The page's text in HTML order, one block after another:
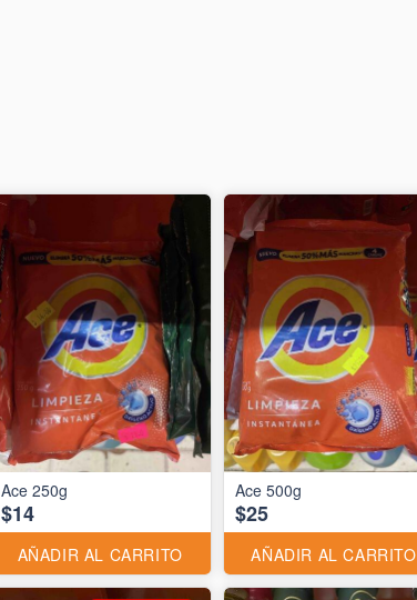
Ace 250g
$14
AÑADIR AL CARRITO
Ace 500g
$25
AÑADIR AL CARRITO